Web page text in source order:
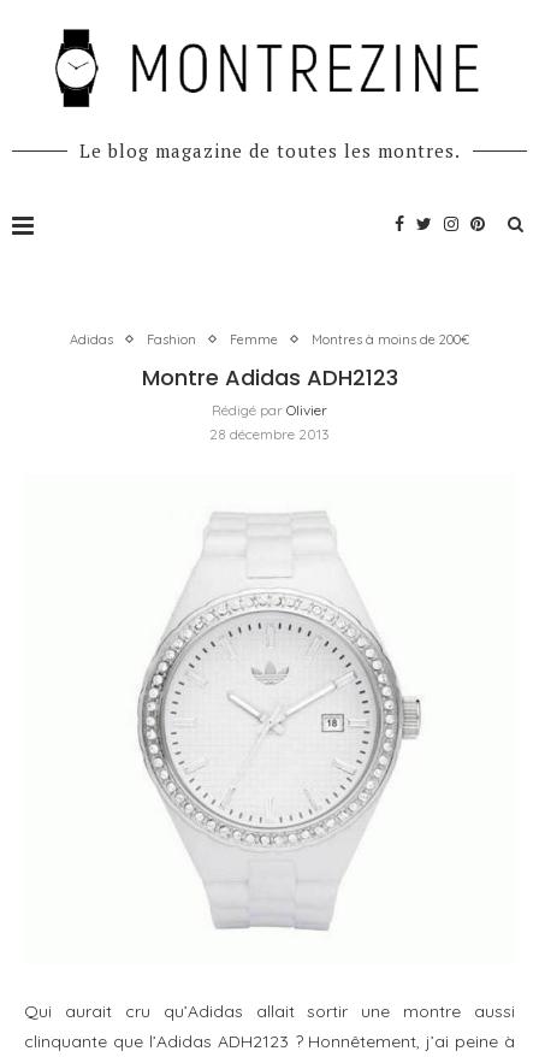
Le blog magazine de toutes les montres.
Adidas Fashion Femme Montres à moins de 200€
Montre Adidas ADH2123
Rédigé par Olivier
28 décembre 2013
Qui aurait cru qu’Adidas allait sortir une montre aussi
clinquante que l’Adidas ADH2123 ? Honnêtement, j’ai peine à